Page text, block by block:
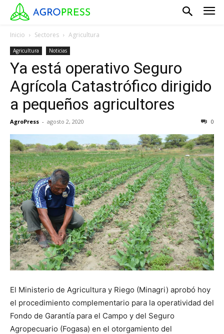
Inicio Sectores Agricultura
Agricultura Noticias
Ya está operativo Seguro
Agrícola Catastrófico dirigido
a pequeños agricultores
AgroPress - agosto 2, 2020 0
El Ministerio de Agricultura y Riego (Minagri) aprobó hoy
el procedimiento complementario para la operatividad del
Fondo de Garantía para el Campo y del Seguro
Agropecuario (Fogasa) en el otorgamiento del